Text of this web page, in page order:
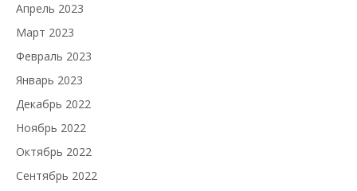
Апрель 2023
Март 2023
Февраль 2023
Январь 2023
Декабрь 2022
Ноябрь 2022
Октябрь 2022
Сентябрь 2022